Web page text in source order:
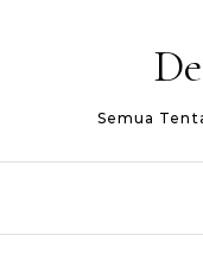
Semua